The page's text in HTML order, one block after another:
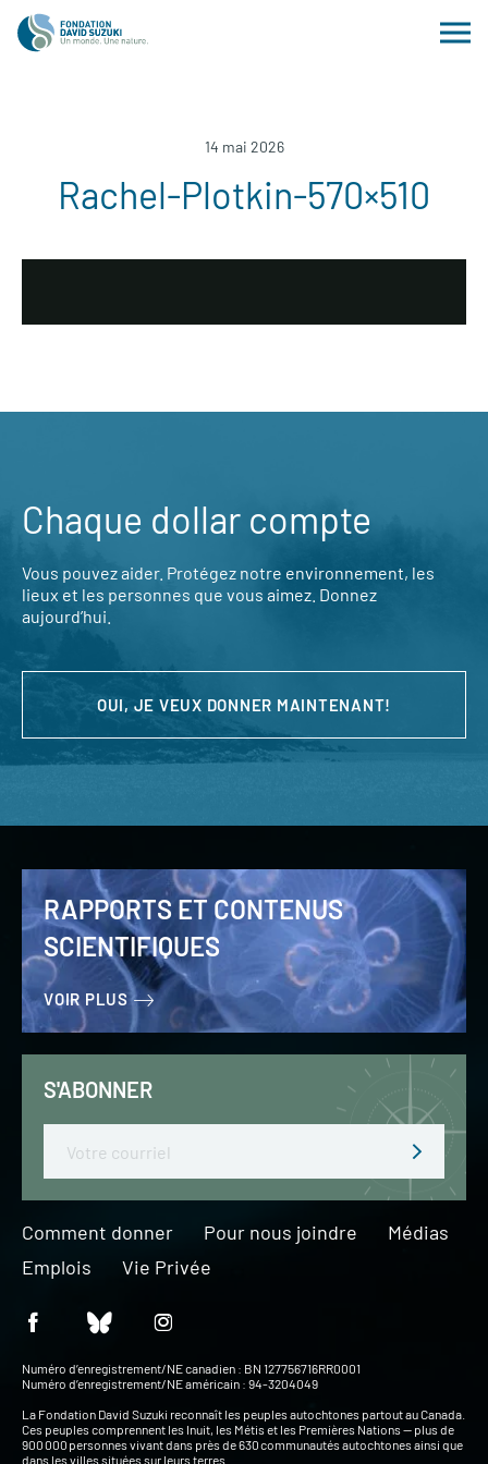
14 mai 2026
Rachel-Plotkin-570×510
Chaque dollar compte
Vous pouvez aider. Protégez notre environnement, les
lieux et les personnes que vous aimez. Donnez
aujourd’hui.
OUI, JE VEUX DONNER MAINTENANT!
RAPPORTS ET CONTENUS
SCIENTIFIQUES
VOIR PLUS
S'ABONNER
Comment donner Pour nous joindre
Médias
Emplois
Vie Privée
Numéro d’enregistrement/NE canadien : BN 127756716RR0001
Numéro d’enregistrement/NE américain : 94-3204049
La Fondation David Suzuki reconnaît les peuples autochtones partout au Canada.
Ces peuples comprennent les Inuit, les Métis et les Premières Nations — plus de
900 000 personnes vivant dans près de 630 communautés autochtones ainsi que
dans les villes situées sur leurs terres.